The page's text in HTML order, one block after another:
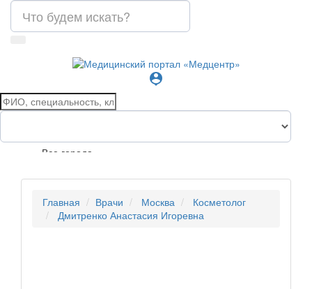
person_pin
Все города
Главная Врачи Москва
Косметолог
Дмитренко Анастасия Игоревна